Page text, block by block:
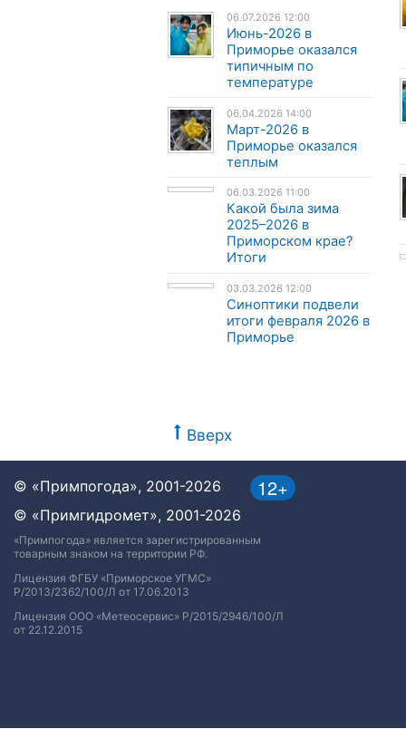
06.07.2026 12:00
Июнь-2026 в
Приморье оказался
типичным по
температуре
06.04.2026 14:00
Март-2026 в
Приморье оказался
теплым
06.03.2026 11:00
Какой была зима
2025–2026 в
Приморском крае?
Итоги
03.03.2026 12:00
Синоптики подвели
итоги февраля 2026 в
Приморье
Вверх
12+
© «Примпогода», 2001-2026
© «Примгидромет», 2001-2026
«Примпогода» является зарегистрированным
товарным знаком на территории РФ.
Лицензия ФГБУ «Приморское УГМС»
Р/2013/2362/100/Л от 17.06.2013
Лицензия ООО «Метеосервис» Р/2015/2946/100/Л
от 22.12.2015